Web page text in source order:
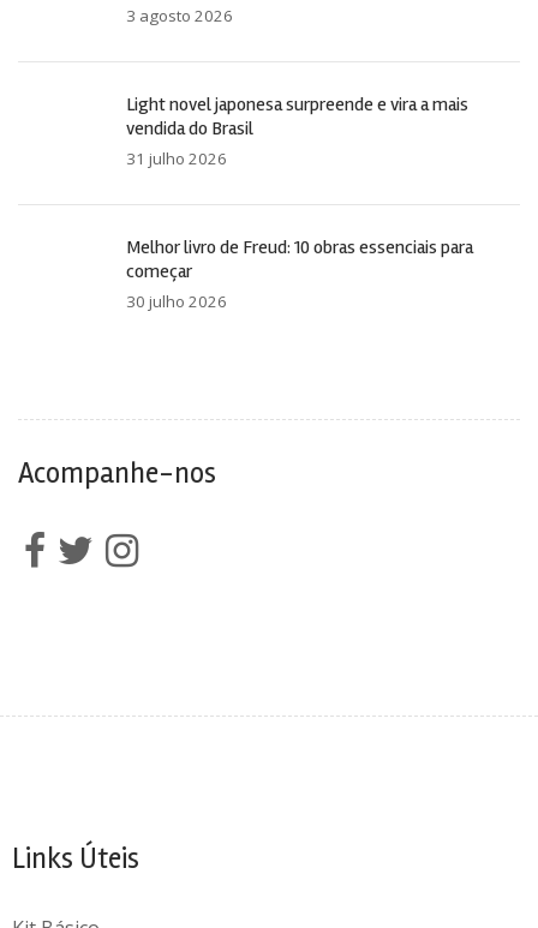
3 agosto 2026
Light novel japonesa surpreende e vira a mais
vendida do Brasil
31 julho 2026
Melhor livro de Freud: 10 obras essenciais para
começar
30 julho 2026
Acompanhe-nos
Links Úteis